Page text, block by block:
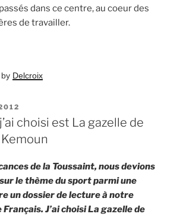
dans ce centre, au coeur des
de travailler.
by Delcroix
choisi est La gazelle de
de la Toussaint, nous devions
le thème du sport parmi une
un dossier de lecture à notre
J’ai choisi La gazelle de